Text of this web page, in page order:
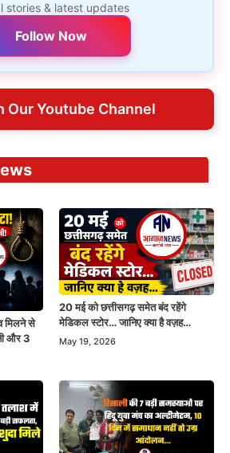
stories & latest updates
Follow Now
Our Youtube Channel
मिलने से
और 3
20 मई को छत्तीसगढ़ समेत बंद रहेंगे
मेडिकल स्टोर… जानिए क्या है वज़ह…
May 19, 2026